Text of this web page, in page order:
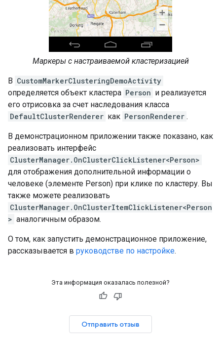
Маркеры с настраиваемой кластеризацией
В CustomMarkerClusteringDemoActivity
определяется объект кластера Person и реализуется
его отрисовка за счет наследования класса
DefaultClusterRenderer как PersonRenderer .
В демонстрационном приложении также показано, как
реализовать интерфейс
ClusterManager.OnClusterClickListener<Person>
для отображения дополнительной информации о
человеке (элементе Person) при клике по кластеру. Вы
также можете реализовать
ClusterManager.OnClusterItemClickListener<Person
> аналогичным образом.
О том, как запустить демонстрационное приложение,
рассказывается в руководстве по настройке.
Эта информация оказалась полезной?
Отправить отзыв